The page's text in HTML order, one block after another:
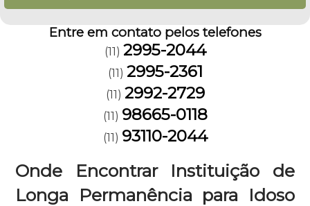
Entre em contato pelos telefones
(11) 2995-2044
(11) 2995-2361
(11) 2992-2729
(11) 98665-0118
(11) 93110-2044
Onde Encontrar Instituição de
Longa Permanência para Idoso